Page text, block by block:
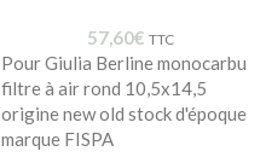
57,60€ TTC
Pour Giulia Berline monocarbu
filtre à air rond 10,5x14,5
origine new old stock d'époque
marque FISPA